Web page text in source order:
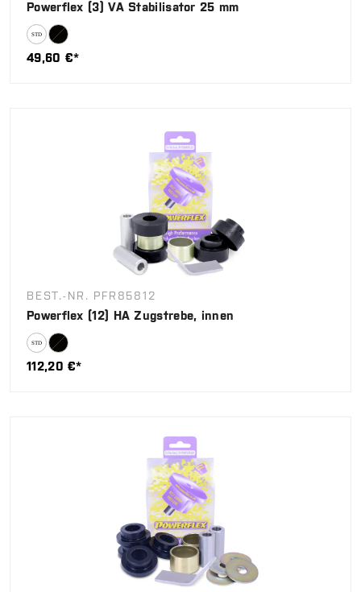
Powerflex (3) VA Stabilisator 25 mm
49,60 €*
BEST.-NR. PFR85812
Powerflex (12) HA Zugstrebe, innen
112,20 €*